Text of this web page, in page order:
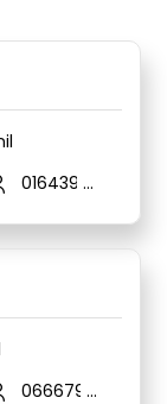
0164391869
0666795138